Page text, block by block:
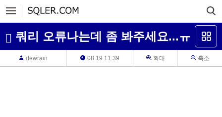
쿼리 오류나는데 좀 봐주세요...ㅠ
dewrain 08.19 11:39 확대 축소